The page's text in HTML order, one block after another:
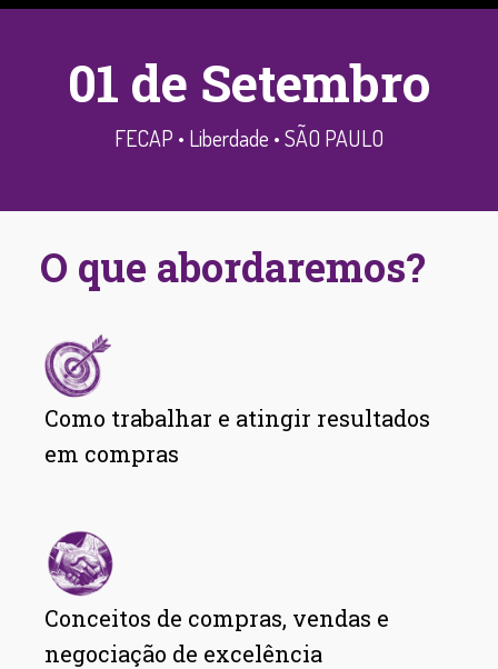
01 de Setembro
FECAP • Liberdade • SÃO PAULO
O que abordaremos?
Como trabalhar e atingir resultados
em compras
Conceitos de compras, vendas e
negociação de excelência